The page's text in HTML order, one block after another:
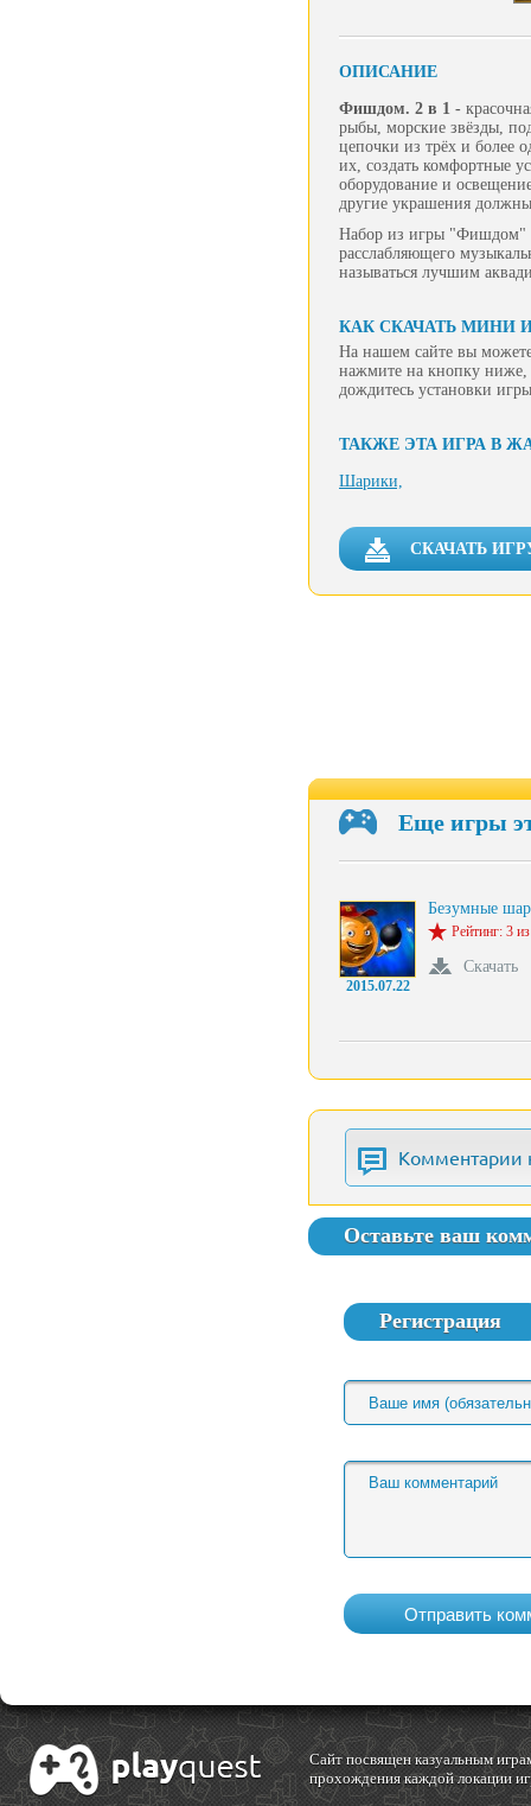
ОПИСАНИЕ
Фишдом. 2 в 1 -
рыбы, морские звёзды,
цепочки из трёх и более
их, создать комфортные
оборудование и
другие украшения
Набор из игры "Фишдом"
расслабляющего
называться лучшим
КАК СКАЧАТЬ МИНИ
На нашем сайте вы
нажмите на кнопку ниже,
дождитесь установки
ТАКЖЕ ЭТА ИГРА В
Шарики,
СКАЧАТЬ
Еще игры
2015.07.22
Безумные
Рейтинг: 3
Скачать
Комментарии
Оставьте ваш
Регистрация
Cайт посвящен казуальным
прохождения каждой локации